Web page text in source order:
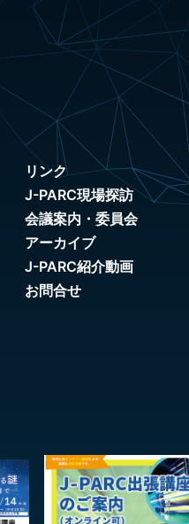
リンク
J-PARC現場探訪
会議案内・委員会
アーカイブ
J-PARC紹介動画
お問合せ